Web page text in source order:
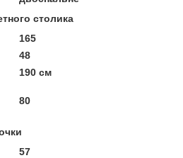
столика
165
48
190 см
80
57